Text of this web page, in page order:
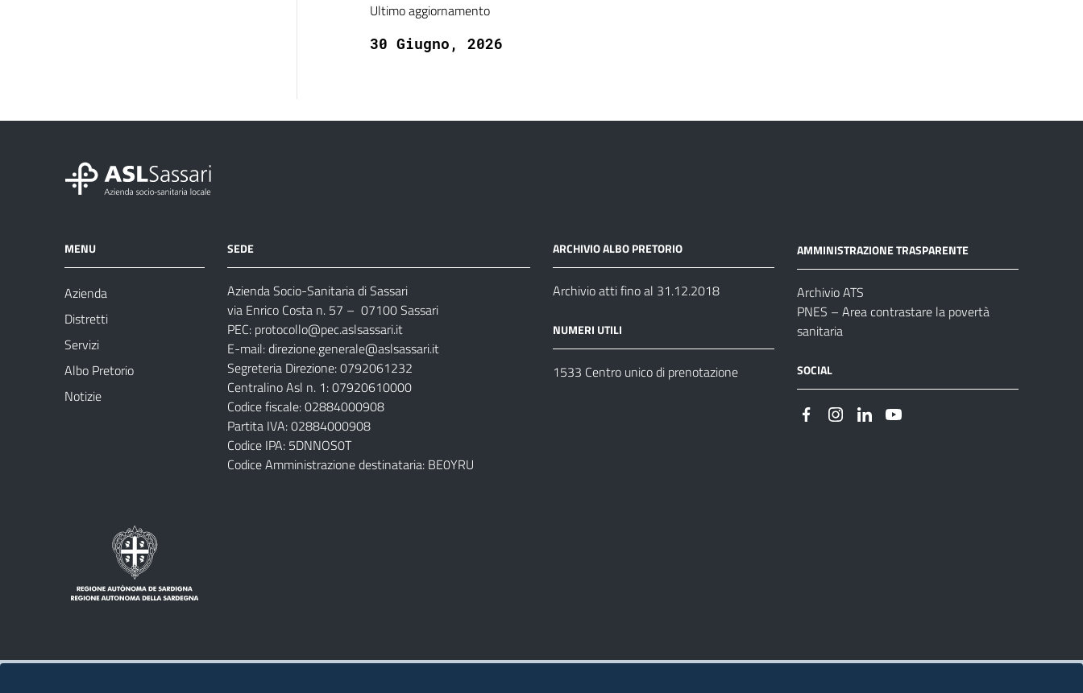
Ultimo aggiornamento
30 Giugno, 2026
MENU
Azienda
Distretti
Servizi
Albo Pretorio
Notizie
SEDE
Azienda Socio-Sanitaria di Sassari
via Enrico Costa n. 57 – 07100 Sassari
PEC: protocollo@pec.aslsassari.it
E-mail:direzione.generale@aslsassari.it
Segreteria Direzione: 0792061232
Centralino Asl n. 1: 07920610000
Codice fiscale: 02884000908
Partita IVA: 02884000908
Codice IPA: 5DNNOS0T
Codice Amministrazione destinataria: BE0YRU
ARCHIVIO ALBO PRETORIO
Archivio atti fino al 31.12.2018
NUMERI UTILI
1533 Centro unico di prenotazione
AMMINISTRAZIONE TRASPARENTE
Archivio ATS
PNES – Area contrastare la povertà
sanitaria
SOCIAL